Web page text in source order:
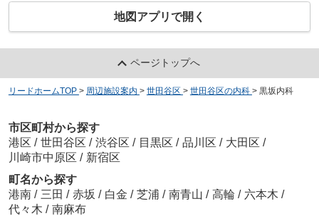
地図アプリで開く
ページトップへ
リードホームTOP > 周辺施設案内 > 世田谷区 > 世田谷区の内科 > 黒坂内科
市区町村から探す
港区 / 世田谷区 / 渋谷区 / 目黒区 / 品川区 / 大田区 /
川崎市中原区 / 新宿区
町名から探す
港南 / 三田 / 赤坂 / 白金 / 芝浦 / 南青山 / 高輪 / 六本木 /
代々木 / 南麻布